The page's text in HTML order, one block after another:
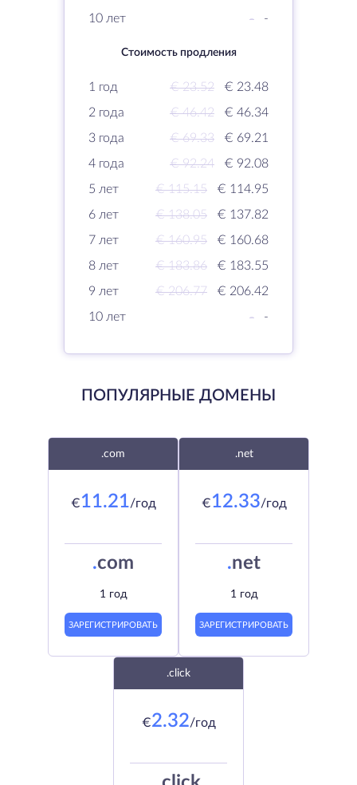
10 лет
- -
Стоимость продления
1 год € 23.52
€ 23.48
2 года
€ 46.42
€ 46.34
3 года
€ 69.33
€ 69.21
4 года
€ 92.24
€ 92.08
5 лет
€ 115.15
€ 114.95
6 лет
€ 138.05
€ 137.82
7 лет
€ 160.95
€ 160.68
8 лет
€ 183.86
€ 183.55
9 лет
€ 206.77
€ 206.42
10 лет
- -
ПОПУЛЯРНЫЕ ДОМЕНЫ
.com
€11.21/год
.com
1 год
ЗАРЕГИСТРИРОВАТЬ
.net
€12.33/год
.net
1 год
ЗАРЕГИСТРИРОВАТЬ
.click
€2.32/год